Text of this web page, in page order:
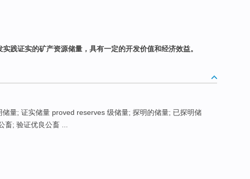
践证实的矿产资源储量，具有一定的开发价值和经济效益。
储量; 证实储量 proved reserves 级储量; 探明的储量; 已探明储
; 验证优良公畜 ...